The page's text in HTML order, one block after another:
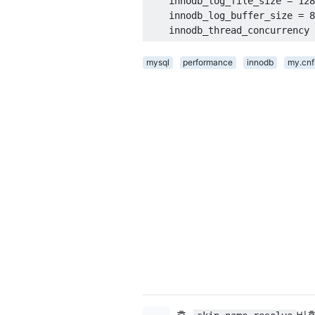
    innodb_log_buffer_size
= 8
    innodb_thread_concurrency
mysql performance innodb my.cnf